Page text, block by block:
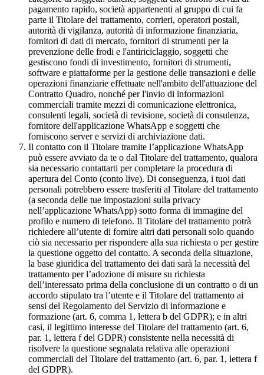
pagamento rapido, società appartenenti al gruppo di cui fa
parte il Titolare del trattamento, corrieri, operatori postali,
autorità di vigilanza, autorità di informazione finanziaria,
fornitori di dati di mercato, fornitori di strumenti per la
prevenzione delle frodi e l'antiriciclaggio, soggetti che
gestiscono fondi di investimento, fornitori di strumenti,
software e piattaforme per la gestione delle transazioni e delle
operazioni finanziarie effettuate nell'ambito dell'attuazione del
Contratto Quadro, nonché per l'invio di informazioni
commerciali tramite mezzi di comunicazione elettronica,
consulenti legali, società di revisione, società di consulenza,
fornitore dell'applicazione WhatsApp e soggetti che
forniscono server e servizi di archiviazione dati.
Il contatto con il Titolare tramite l’applicazione WhatsApp
può essere avviato da te o dal Titolare del trattamento, qualora
sia necessario contattarti per completare la procedura di
apertura del Conto (conto live). Di conseguenza, i tuoi dati
personali potrebbero essere trasferiti al Titolare del trattamento
(a seconda delle tue impostazioni sulla privacy
nell’applicazione WhatsApp) sotto forma di immagine del
profilo e numero di telefono. Il Titolare del trattamento potrà
richiedere all’utente di fornire altri dati personali solo quando
ciò sia necessario per rispondere alla sua richiesta o per gestire
la questione oggetto del contatto. A seconda della situazione,
la base giuridica del trattamento dei dati sarà la necessità del
trattamento per l’adozione di misure su richiesta
dell’interessato prima della conclusione di un contratto o di un
accordo stipulato tra l’utente e il Titolare del trattamento ai
sensi del Regolamento del Servizio di informazione e
formazione (art. 6, comma 1, lettera b del GDPR); e in altri
casi, il legittimo interesse del Titolare del trattamento (art. 6,
par. 1, lettera f del GDPR) consistente nella necessità di
risolvere la questione segnalata relativa alle operazioni
commerciali del Titolare del trattamento (art. 6, par. 1, lettera f
del GDPR).